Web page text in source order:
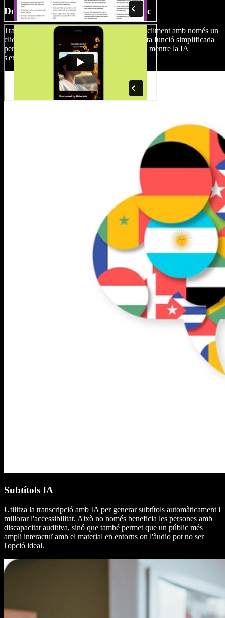
Doblador automàtic amb un sol clic
Tradueix i dobla els teus vídeos de podcast fàcilment amb només un
clic, ampliant l'abast del teu contingut. Aquesta funció simplificada
permet als creadors centrar-se en la creativitat mentre la IA
s'encarrega de la sincronització àudio-vídeo.
Subtítols IA
Utilitza la transcripció amb IA per generar subtítols automàticament i
millorar l'accessibilitat. Això no només beneficia les persones amb
discapacitat auditiva, sinó que també permet que un públic més
ampli interactuï amb el material en entorns on l'àudio pot no ser
l'opció ideal.